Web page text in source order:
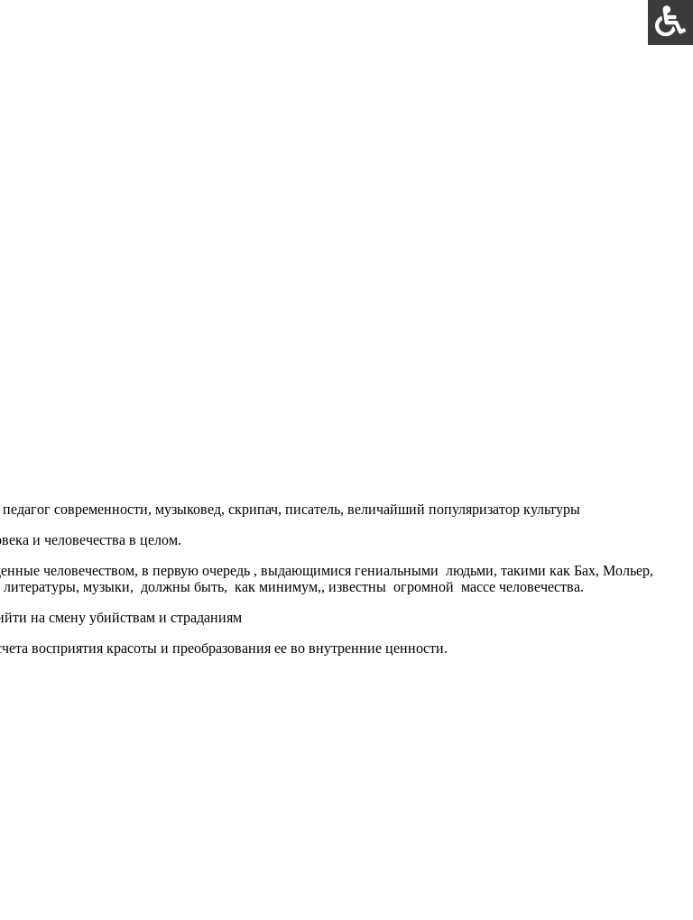
современности, музыковед, скрипач, писатель, величайший популяризатор культуры
и человечества в целом.
человечеством, в первую очередь , выдающимися гениальными людьми, такими как Бах, Мольер,
музыки, должны быть, как минимум,, известны огромной массе человечества.
на смену убийствам и страданиям
восприятия красоты и преобразования ее во внутренние ценности.